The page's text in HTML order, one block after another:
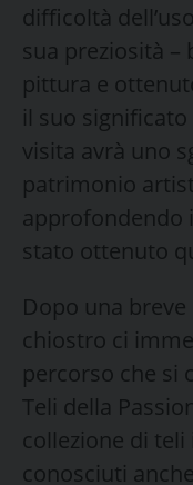
difficoltà
sua preziosità –
pittura e
il suo
visita avrà uno
patrimonio
approfondendo
stato ottenuto
Dopo una
chiostro ci
percorso che si
Teli della
collezione di
conosciuti